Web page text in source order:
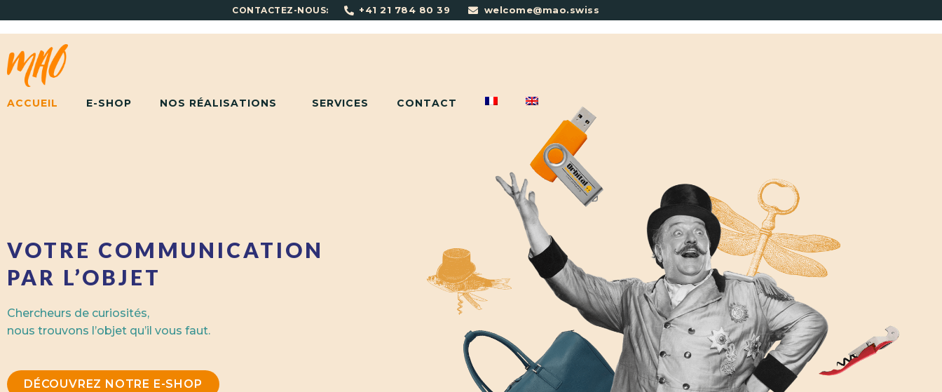
CONTACTEZ-NOUS: +41 21 784 80 39 welcome@mao.swiss
ACCUEIL E-SHOP NOS RÉALISATIONS SERVICES CONTACT
VOTRE COMMUNICATION
PAR L’OBJET
Chercheurs de curiosités,
nous trouvons l’objet qu’il vous faut.
DÉCOUVREZ NOTRE E-SHOP